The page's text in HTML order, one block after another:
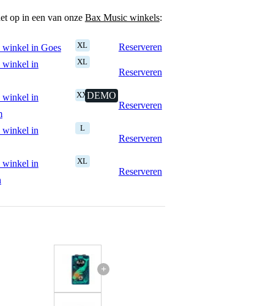
op in een van onze Bax Music winkels:
in Goes XL
Reserveren
winkel in
XL
Reserveren
winkel in
XXLDEMO
Reserveren
winkel in L
Reserveren
winkel in
XL
Reserveren
+